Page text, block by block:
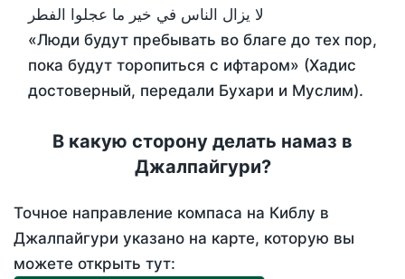
لا يزال الناس في خير ما عجلوا الفطر
«Люди будут пребывать во благе до тех пор,
пока будут торопиться с ифтаром» (Хадис
достоверный, передали Бухари и Муслим).
В какую сторону делать намаз в
Джалпайгури?
Точное направление компаса на Киблу в
Джалпайгури указано на карте, которую вы
можете открыть тут: